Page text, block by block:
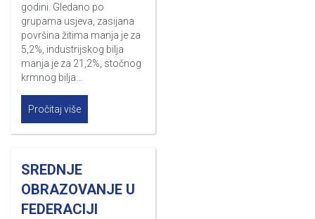
godini. Gledano po
grupama usjeva, zasijana
površina žitima manja je za
5,2%, industrijskog bilja
manja je za 21,2%, stočnog
krmnog bilja…
Pročitaj više
SREDNJE
OBRAZOVANJE U
FEDERACIJI